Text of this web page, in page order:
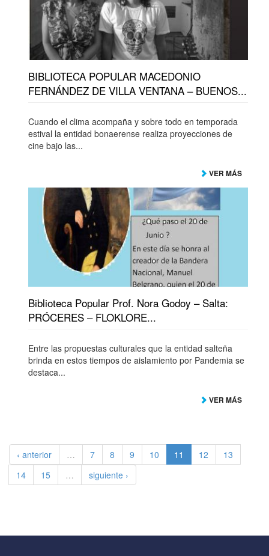
BIBLIOTECA POPULAR MACEDONIO
FERNÁNDEZ DE VILLA VENTANA – BUENOS...
Cuando el clima acompaña y sobre todo en temporada
estival la entidad bonaerense realiza proyecciones de
cine bajo las...
VER MÁS
Biblioteca Popular Prof. Nora Godoy – Salta:
PRÓCERES – FLOKLORE...
Entre las propuestas culturales que la entidad salteña
brinda en estos tiempos de aislamiento por Pandemia se
destaca...
VER MÁS
‹ anterior … 7 8 9 10 11 12
13
14
15 … siguiente ›